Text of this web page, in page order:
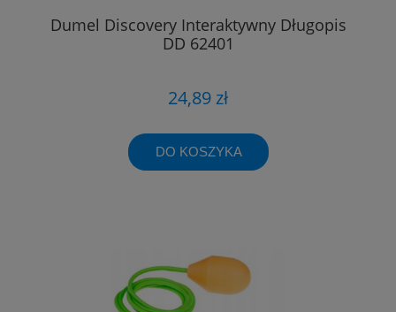
Dumel Discovery Interaktywny Długopis
DD 62401
24,89 zł
DO KOSZYKA